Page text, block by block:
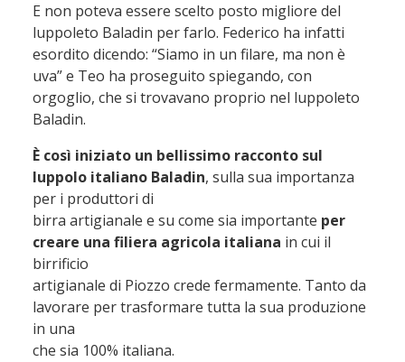
E non poteva essere scelto posto migliore del
luppoleto Baladin per farlo. Federico ha infatti
esordito dicendo: “Siamo in un filare, ma non è
uva” e Teo ha proseguito spiegando, con
orgoglio, che si trovavano proprio nel luppoleto
Baladin.
È così iniziato un bellissimo racconto sul
luppolo italiano Baladin, sulla sua importanza
per i produttori di
birra artigianale e su come sia importante per
creare una filiera agricola italiana in cui il
birrificio
artigianale di Piozzo crede fermamente. Tanto da
lavorare per trasformare tutta la sua produzione
in una
che sia 100% italiana.